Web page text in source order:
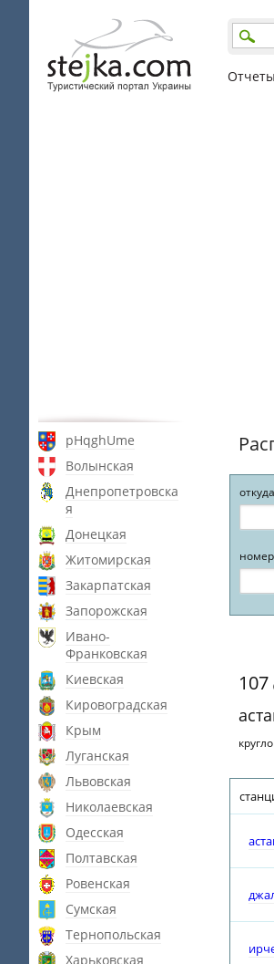
Отчеты
pHqghUme
Волынская
Днепропетровска
я
Донецкая
Житомирская
Закарпатская
Запорожская
Ивано-
Франковская
Киевская
Кировоградская
Крым
Луганская
Львовская
Николаевская
Одесская
Полтавская
Ровенская
Сумская
Тернопольская
Харьковская
откуда
107